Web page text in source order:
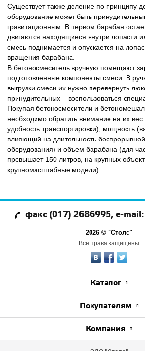
Существует также деление по принципу
оборудование может быть
гравитационным. В первом барабан
двигаются находящиеся внутри лопасти
смесь поднимается и опускается на
вращения барабана.
В бетоносмеситель вручную помещают
подготовленные компоненты смеси. В
выгрузки смеси их нужно перевернуть
принудительных – воспользоваться
Покупая бетоносмесители и
необходимо обратить внимание на их вес
удобность транспортировки), мощность
влияющий на длительность беспрерывной
оборудования) и объем барабана (для
превышает 150 литров, на крупных
крупномасштабные модели).
факс (017) 2686995, e-
2026 © "Столс"
Все права защищены
Каталог
Покупателям
Компания